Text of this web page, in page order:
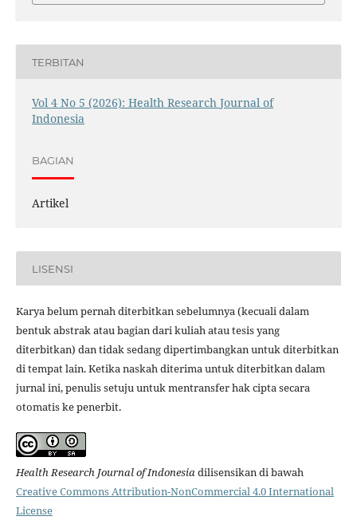
TERBITAN
Vol 4 No 5 (2026): Health Research Journal of
Indonesia
BAGIAN
Artikel
LISENSI
Karya belum pernah diterbitkan sebelumnya (kecuali dalam
bentuk abstrak atau bagian dari kuliah atau tesis yang
diterbitkan) dan tidak sedang dipertimbangkan untuk diterbitkan
di tempat lain. Ketika naskah diterima untuk diterbitkan dalam
jurnal ini, penulis setuju untuk mentransfer hak cipta secara
otomatis ke penerbit.
Health Research Journal of Indonesiadilisensikan di bawah
Creative Commons Attribution-NonCommercial 4.0 International
License